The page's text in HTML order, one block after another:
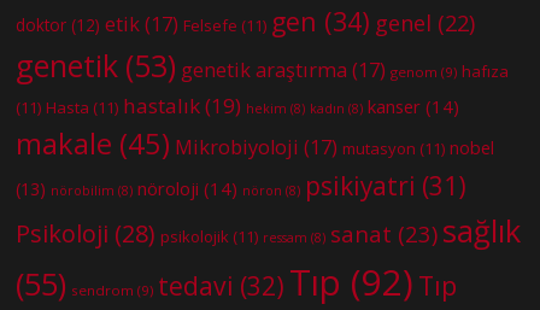
doktor (12) etik(17) Felsefe (11) gen (34) genel (22)
genetik (53) genetik araştırma (17) genom (9) hafıza
(11) Hasta (11) hastalık(19) hekim (8) kadın (8) kanser (14)
makale (45) Mikrobiyoloji (17) mutasyon (11) nobel
(13) nörobilim (8) nöroloji (14) nöron (8) psikiyatri (31)
Psikoloji (28) psikolojik (11) ressam (8) sanat (23) sağlık
(55) sendrom (9) tedavi (32) Tıp (92) Tıp